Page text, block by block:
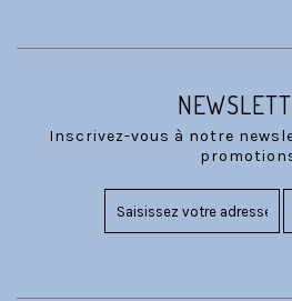
Inscrivez-vous à notre